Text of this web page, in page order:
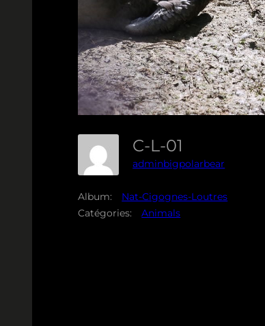
C-L-01
adminbigpolarbear
Album:
Nat-Cigognes-Loutres
Catégories:
Animals